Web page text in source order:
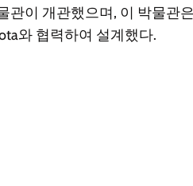
관이 개관했으며, 이 박물관
와 협력하여 설계했다.